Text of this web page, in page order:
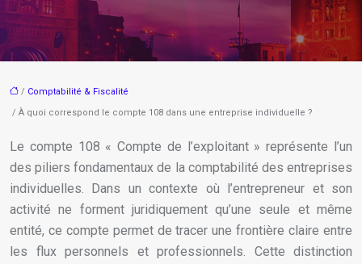
/ Comptabilité & Fiscalité
/ À quoi correspond le compte 108 dans une entreprise individuelle ?
Le compte 108 « Compte de l’exploitant » représente l’un
des piliers fondamentaux de la comptabilité des entreprises
individuelles. Dans un contexte où l’entrepreneur et son
activité ne forment juridiquement qu’une seule et même
entité, ce compte permet de tracer une frontière claire entre
les flux personnels et professionnels. Cette distinction